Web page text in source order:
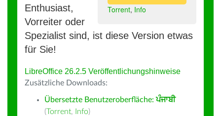
Torrent, Info
Enthusiast,
Vorreiter oder
Spezialist sind, ist diese Version etwas
für Sie!
LibreOffice 26.2.5 Veröffentlichungshinweise
Zusätzliche Downloads:
Übersetzte Benutzeroberfläche:ਪੰਜਾਬੀ
(Torrent, Info)